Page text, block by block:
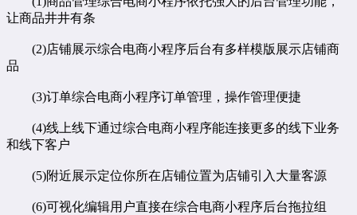
让商品井井有条
(2)店铺展示综合电商小程序后台有多样模版展示店铺商
品
(3)订单综合电商小程序订单管理，操作管理便捷
(4)线上线下通过综合电商小程序能连接更多的线下业务
和线下客户
(5)附近展示定位你所在店铺位置为店铺引入大量客源
(6)可视化编辑用户直接在综合电商小程序后台拖拉组